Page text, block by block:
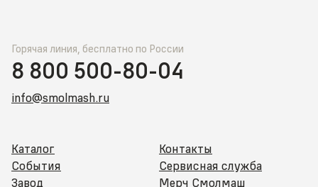
Каталог
События
Завод
Контакты
Сервисная служба
Мерч Смолмаш
Горячая линия, бесплатно по России
8 800 500-80-04
info@smolmash.ru